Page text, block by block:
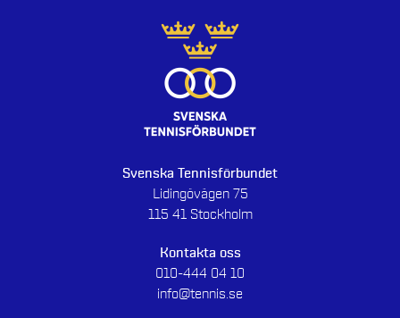
Svenska Tennisförbundet
Lidingövägen 75
115 41 Stockholm
Kontakta oss
010-444 04 10
info@tennis.se